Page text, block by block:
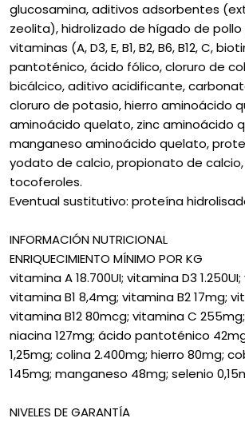
glucosamina, aditivos adsorbentes
zeolita), hidrolizado de hígado de pollo
vitaminas (A, D3, E, B1, B2, B6, B12, C,
pantoténico, ácido fólico, cloruro de
bicálcico, aditivo acidificante,
cloruro de potasio, hierro aminoácido
aminoácido quelato, zinc aminoácido
manganeso aminoácido quelato,
yodato de calcio, propionato de
tocoferoles.
Eventual sustitutivo: proteína
INFORMACIÓN NUTRICIONAL
ENRIQUECIMIENTO MÍNIMO POR KG
vitamina A 18.700UI; vitamina D3 1.250UI;
vitamina B1 8,4mg; vitamina B2 17mg;
vitamina B12 80mcg; vitamina C
niacina 127mg; ácido pantoténico
1,25mg; colina 2.400mg; hierro 80mg;
145mg; manganeso 48mg; selenio
NIVELES DE GARANTÍA